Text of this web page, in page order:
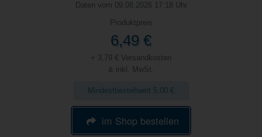
Daten vom 09.08.2026 17:18 Uhr
Produktpreis
6,49 €
+ 3,79 € Versandkosten
& inkl. MwSt.
Mindestbestellwert 5,00 €
im Shop bestellen